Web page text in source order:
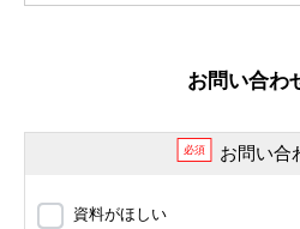
お問い合わ
必須 お問い合
資料がほしい